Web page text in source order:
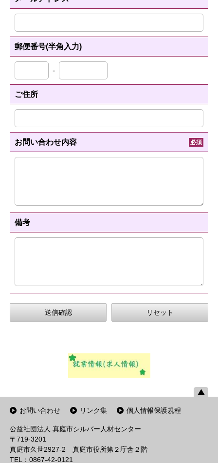
郵便番号(半角入力)
-
ご住所
お問い合わせ内容 必須
備考
お問い合わせ リンク集 個人情報保護規程
公益社団法人 真庭市シルバー人材センター
〒719-3201
真庭市久世2927-2 真庭市役所第２庁舎２階
TEL：0867-42-0121